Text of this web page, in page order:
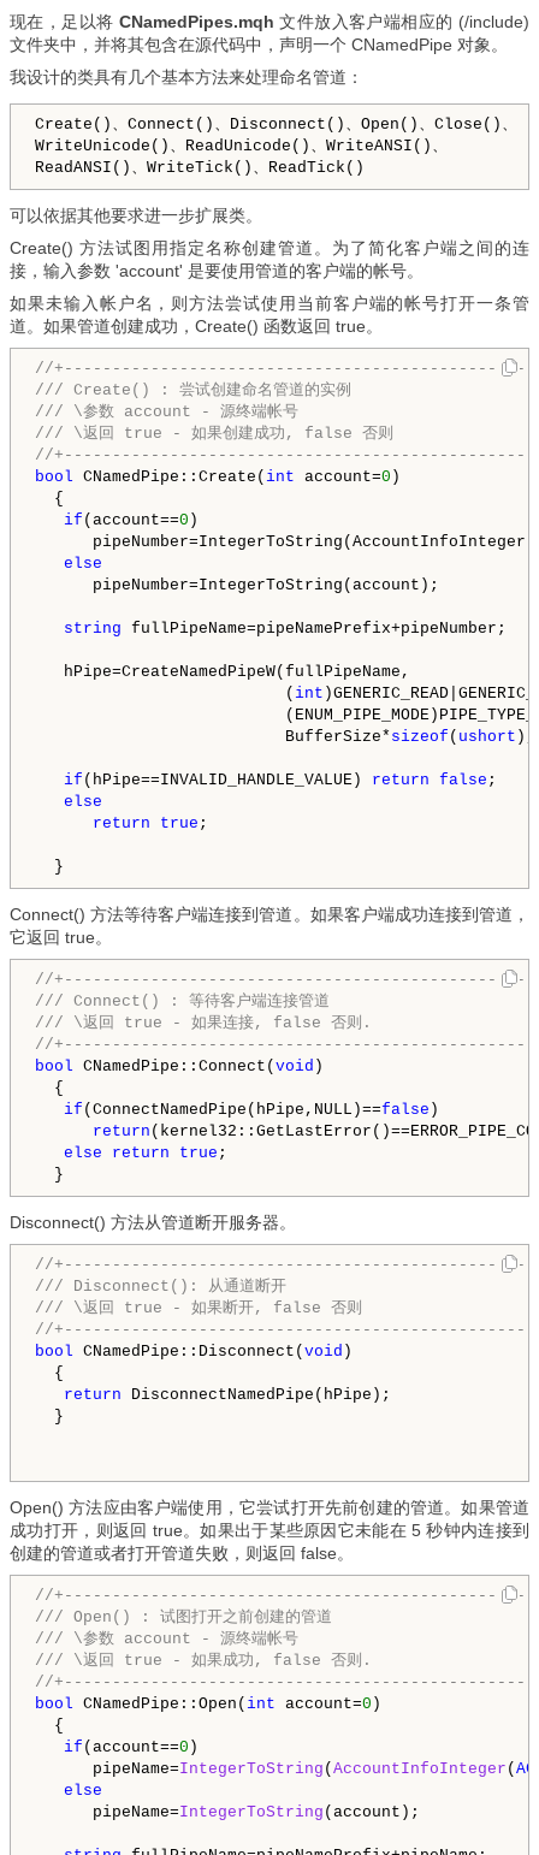
现在，足以将 CNamedPipes.mqh 文件放入客户端相应的 (/include)
文件夹中，并将其包含在源代码中，声明一个 CNamedPipe 对象。
我设计的类具有几个基本方法来处理命名管道：
Create()、Connect()、Disconnect()、Open()、Close()、
WriteUnicode()、ReadUnicode()、WriteANSI()、
ReadANSI()、WriteTick()、ReadTick()
可以依据其他要求进一步扩展类。
Create() 方法试图用指定名称创建管道。为了简化客户端之间的连
接，输入参数 'account' 是要使用管道的客户端的帐号。
如果未输入帐户名，则方法尝试使用当前客户端的帐号打开一条管
道。如果管道创建成功，Create() 函数返回 true。
//
/// Create() : 尝试创建命名管道的实例
/// \参数 account - 源终端帐号
/// \返回 true - 如果
//
bool CNamedPipe::Create( int account=0 )
{
if (account==0 )
else
pipeNumber=IntegerToString(account);
string fullPipeName=pipeNamePrefix+pipeNumber;
hPipe=CreateNamedPipeW(fullPipeName,
( int
BufferSize* sizeof ( ushort
if (hPipe==INVALID_HANDLE_VALUE) return false ;
else
return
true ;
Connect() 方法等待客户端连接到管道。如果客户端成功连接到管道，
它返回 true。
//
/// Connect() : 等待客户端连接管道
/// \返回 true - 如果连接, false 否则.
//
bool CNamedPipe::Connect( void )
{
if (ConnectNamedPipe(hPipe,NULL)==false )
return
else
return true ;
Disconnect() 方法从管道断开服务器。
//
/// Disconnect(): 从通道断开
/// \返回 true - 如果断开, false 否则
bool CNamedPipe::Disconnect( void )
{
return DisconnectNamedPipe(hPipe);
}
Open() 方法应由客户端使用，它尝试打开先前创建的管道。如果管道
成功打开，则返回 true。如果出于某些原因它未能在 5 秒钟内连接到
创建的管道或者打开管道失败，则返回 false。
//
/// Open() : 试图打开之前创建的管道
/// \参数 account - 源终端帐号
/// \返回 true - 如果成功, false 否则.
//
bool CNamedPipe::Open( int account=0 )
{
if (account==0 )
pipeName=IntegerToString ( AccountInfoInteger (
else
pipeName=IntegerToString (account);